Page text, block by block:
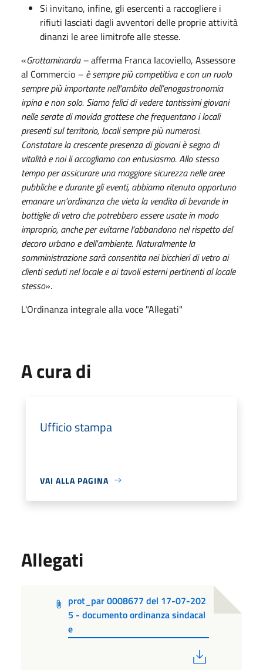
Si invitano, infine, gli esercenti a raccogliere i
rifiuti lasciati dagli avventori delle proprie attività
dinanzi le aree limitrofe alle stesse.
«Grottaminarda –afferma Franca Iacoviello, Assessore
al Commercio – è sempre più competitiva e con un ruolo
sempre più importante nell’ambito dell’enogastronomia
irpina e non solo. Siamo felici di vedere tantissimi giovani
nelle serate di movida grottese che frequentano i locali
presenti sul territorio, locali sempre più numerosi.
Constatare la crescente presenza di giovani è segno di
vitalità e noi li accogliamo con entusiasmo. Allo stesso
tempo per assicurare una maggiore sicurezza nelle aree
pubbliche e durante gli eventi, abbiamo ritenuto opportuno
emanare un’ordinanza che vieta la vendita di bevande in
bottiglie di vetro che potrebbero essere usate in modo
improprio, anche per evitarne l'abbandono nel rispetto del
decoro urbano e dell'ambiente. Naturalmente la
somministrazione sarà consentita nei bicchieri di vetro ai
clienti seduti nel locale e ai tavoli esterni pertinenti al locale
stesso».
L'Ordinanza integrale alla voce "Allegati"
A cura di
Ufficio stampa
VAI ALLA PAGINA
Allegati
prot_par 0008677 del 17-07-202
5 - documento ordinanza sindacal
e